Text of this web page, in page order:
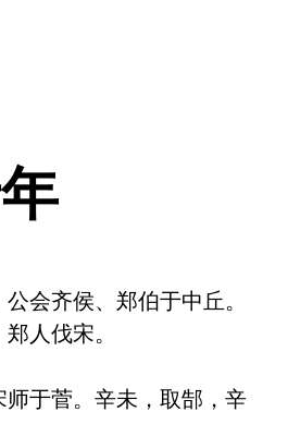
会齐侯、郑伯于中丘。
人伐宋。
于菅。辛未，取郜，辛